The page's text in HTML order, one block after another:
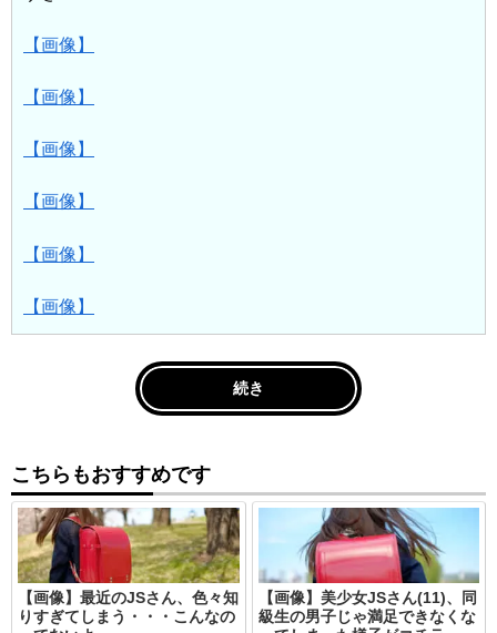
【画像】
【画像】
【画像】
【画像】
【画像】
【画像】
続き
こちらもおすすめです
【画像】最近のJSさん、色々知
りすぎてしまう・・・こんなの
【画像】美少女JSさん(11)、同
級生の男子じゃ満足できなくな